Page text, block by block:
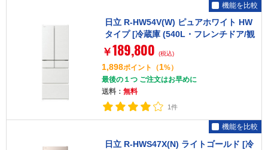
日立 R-HW54V(W) ピュアホワイト HW
タイプ [冷蔵庫 (540L・フレンチドア/観
音開き)]
￥189,800 (税込)
1,898ポイント （1%）
最後の１つ ご注文はお早めに
送料： 無料
1件
機能を比較
日立 R-HWS47X(N) ライトゴールド [冷
機能を比較